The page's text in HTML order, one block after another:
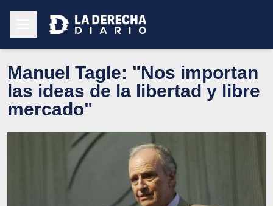
Manuel Tagle: "Nos importan
las ideas de la libertad y libre
mercado"